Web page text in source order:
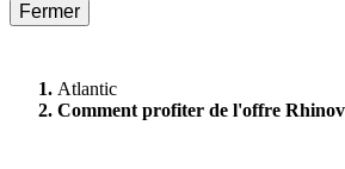
Fermer
Atlantic
Comment profiter de l'offre